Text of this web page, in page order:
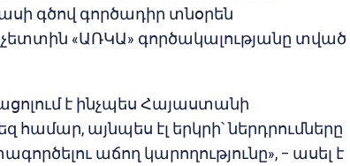
գծով գործադիր տնօրեն
«ԱՌԿԱ» գործակալությանը տված
է ինչպես Հայաստանի
համար, այնպես էլ երկրի՝ ներդրումները
աճող կարողությունը», – ասել է